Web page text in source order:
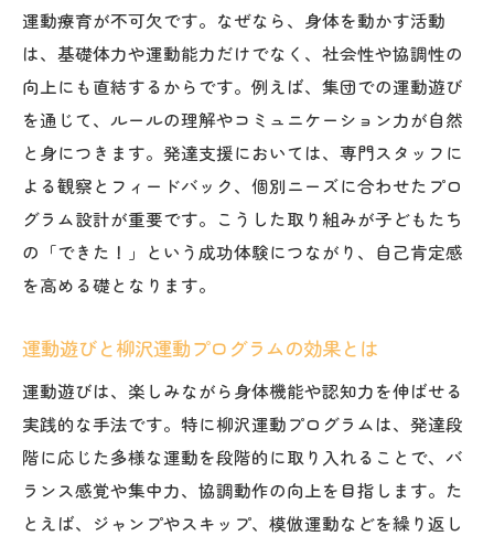
運動療育が不可欠です。なぜなら、身体を動かす活動
は、基礎体力や運動能力だけでなく、社会性や協調性の
向上にも直結するからです。例えば、集団での運動遊び
を通じて、ルールの理解やコミュニケーション力が自然
と身につきます。発達支援においては、専門スタッフに
よる観察とフィードバック、個別ニーズに合わせたプロ
グラム設計が重要です。こうした取り組みが子どもたち
の「できた！」という成功体験につながり、自己肯定感
を高める礎となります。
運動遊びと柳沢運動プログラムの効果とは
運動遊びは、楽しみながら身体機能や認知力を伸ばせる
実践的な手法です。特に柳沢運動プログラムは、発達段
階に応じた多様な運動を段階的に取り入れることで、バ
ランス感覚や集中力、協調動作の向上を目指します。た
とえば、ジャンプやスキップ、模倣運動などを繰り返し